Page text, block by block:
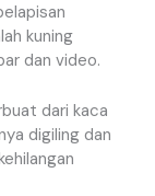
kuning
dan video.
dari kaca
digiling dan